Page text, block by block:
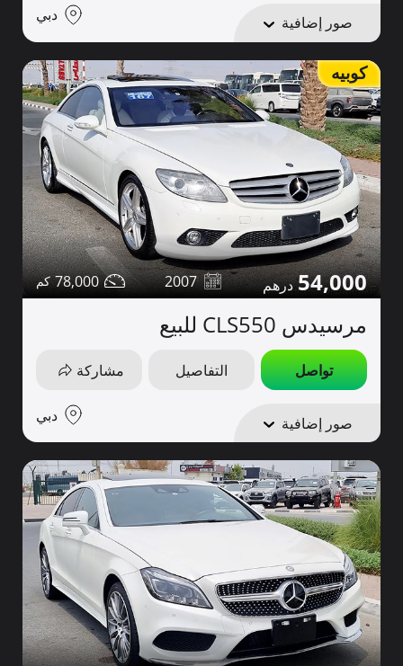
صور إضافية دبي
كوبيه
54,000
2007
78,000
مرسيدس CLS550 للبيع
تواصل التفاصيل مشاركة
صور إضافية دبي